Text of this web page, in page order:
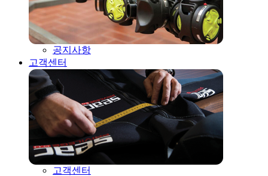
공지사항
고객센터
고객센터